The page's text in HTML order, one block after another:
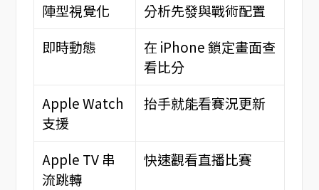
陣型視覺化
分析先發與戰術配置
即時動態
在 iPhone 鎖定畫面查
看比分
Apple Watch
支援
抬手就能看賽況更新
Apple TV 串
流跳轉
快速觀看直播比賽